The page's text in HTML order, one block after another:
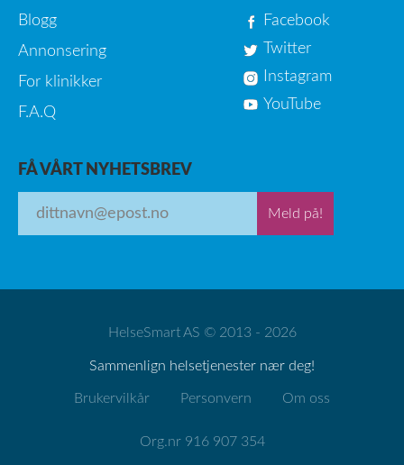
Blogg
Annonsering
For klinikker
F.A.Q
Facebook
Twitter
Instagram
YouTube
FÅ VÅRT NYHETSBREV
Meld på!
HelseSmart AS © 2013 - 2026
Sammenlign helsetjenester nær deg!
Brukervilkår Personvern Om oss
Org.nr 916 907 354